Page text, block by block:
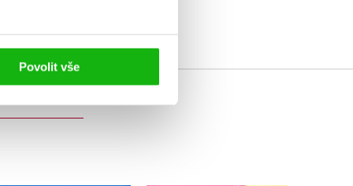
Povolit vše